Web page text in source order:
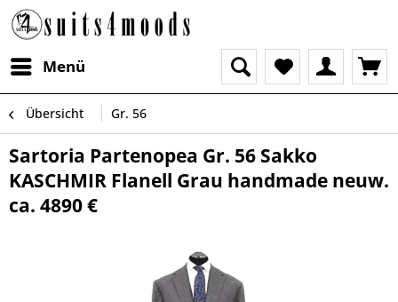
Menü
Übersicht Gr. 56
Sartoria Partenopea Gr. 56 Sakko
KASCHMIR Flanell Grau handmade neuw.
ca. 4890 €